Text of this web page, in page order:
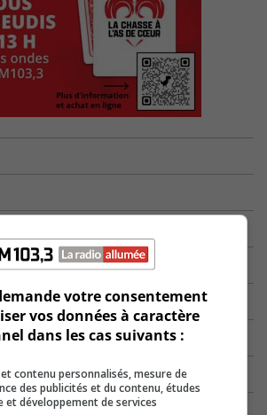
votre consentement
vos données à caractère
dans les cas suivants :
contenu personnalisés, mesure de
des publicités et du contenu, études
et développement de services